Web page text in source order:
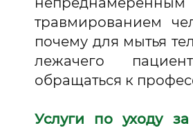
травмированием
почему для мытья
лежачего
обращаться к
Услуги по уходу